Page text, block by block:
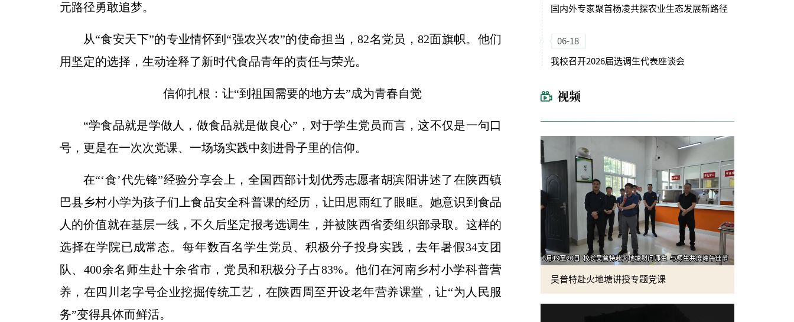
元路径勇敢追梦。
从“食安天下”的专业情怀到“强农兴农”的使命担当，82名党员，82面旗帜。他们
用坚定的选择，生动诠释了新时代食品青年的责任与荣光。
信仰扎根：让“到祖国需要的地方去”成为青春自觉
“学食品就是学做人，做食品就是做良心”，对于学生党员而言，这不仅是一句口
号，更是在一次次党课、一场场实践中刻进骨子里的信仰。
在“‘食’代先锋”经验分享会上，全国西部计划优秀志愿者胡滨阳讲述了在陕西镇
巴县乡村小学为孩子们上食品安全科普课的经历，让田思雨红了眼眶。她意识到食品
人的价值就在基层一线，不久后坚定报考选调生，并被陕西省委组织部录取。这样的
选择在学院已成常态。每年数百名学生党员、积极分子投身实践，去年暑假34支团
队、400余名师生赴十余省市，党员和积极分子占83%。他们在河南乡村小学科普营
养，在四川老字号企业挖掘传统工艺，在陕西周至开设老年营养课堂，让“为人民服
务”变得具体而鲜活。
国内外专家聚首杨凌共探农业生态发展新路径
06-18
我校召开2026届选调生代表座谈会
视频
吴普特赴火地塘讲授专题党课